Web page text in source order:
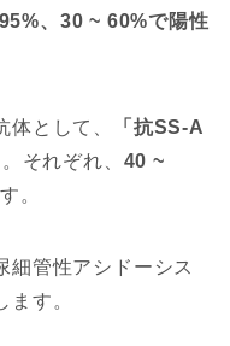
、30 ~ 60%で陽性
として、
「抗SS-A
それぞれ、 40 ~
。
細管性アシドーシス
す。